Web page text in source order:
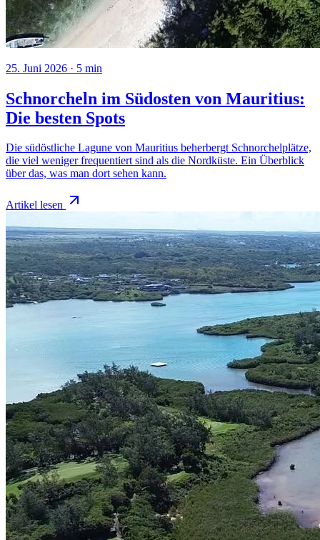
25. Juni 2026 · 5 min
Schnorcheln im Südosten von Mauritius:
Die besten Spots
Die südöstliche Lagune von Mauritius beherbergt Schnorchelplätze,
die viel weniger frequentiert sind als die Nordküste. Ein Überblick
über das, was man dort sehen kann.
Artikel lesen